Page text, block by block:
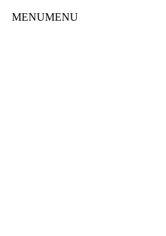
MENUMENU